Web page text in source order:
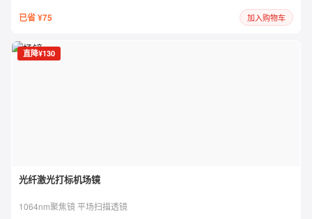
已省 ¥75 加入购物车
直降¥130
光纤激光打标机场镜
1064nm聚焦镜 平场扫描透镜